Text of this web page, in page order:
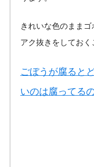
きれいな色のまま
アク抜きをしておく
ごぼうが腐ると
いのは腐ってる